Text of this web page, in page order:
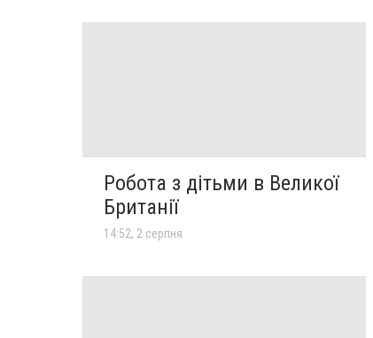
Робота з дітьми в Великої
Британії
14:52, 2 серпня